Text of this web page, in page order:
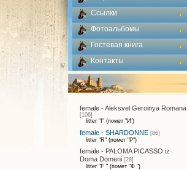
Ссылки
Фотоальбомы
Гостевая книга
Контакты
female - Aleksvel Geroinya Romana
[106]
litter "I" (помет "И")
female - SHARDONNE [86]
litter "R" (помет "Р")
female - PALOMA PICASSO iz
Doma Domeni [28]
litter "F " (помет "Ф ")